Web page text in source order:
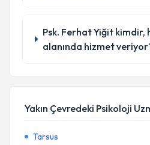
Psk. Ferhat Yiğit kimdir,
alanında hizmet
Yakın Çevredeki Psikoloji
Tarsus